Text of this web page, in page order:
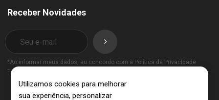
Receber Novidades
*Ao informar meus dados, eu concordo com a Política de Privacidade
Termos de Uso
Utilizamos cookies para melhorar
sua experiência, personalizar